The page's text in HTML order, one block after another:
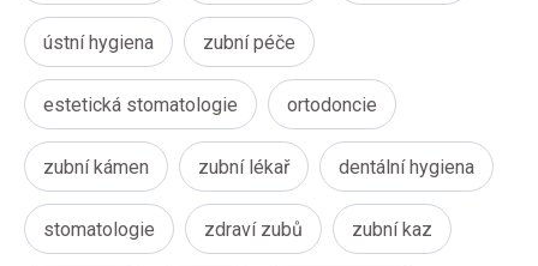
ústní hygiena zubní péče
estetická stomatologie ortodoncie
zubní kámen zubní lékař dentální hygiena
stomatologie zdraví zubů zubní kaz